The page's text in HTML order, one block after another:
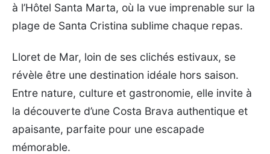
à l’Hôtel Santa Marta, où la vue imprenable sur la
plage de Santa Cristina sublime chaque repas.
Lloret de Mar, loin de ses clichés estivaux, se
révèle être une destination idéale hors saison.
Entre nature, culture et gastronomie, elle invite à
la découverte d’une Costa Brava authentique et
apaisante, parfaite pour une escapade
mémorable.